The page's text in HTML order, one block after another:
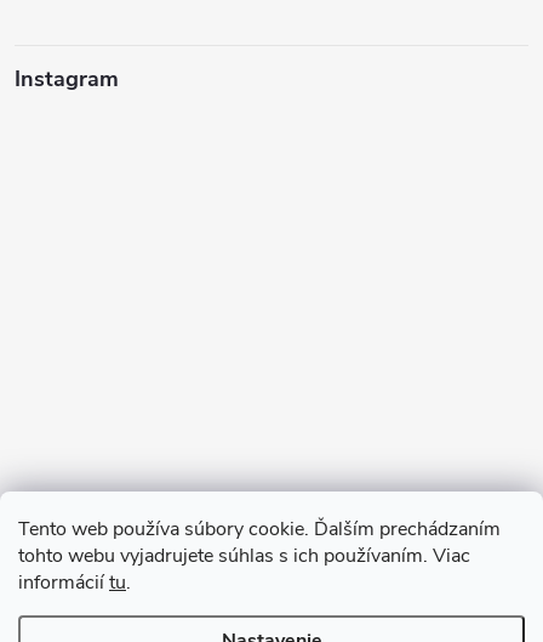
Tento web používa súbory cookie. Ďalším prechádzaním
tohto webu vyjadrujete súhlas s ich používaním. Viac
informáciítu.
Instagram